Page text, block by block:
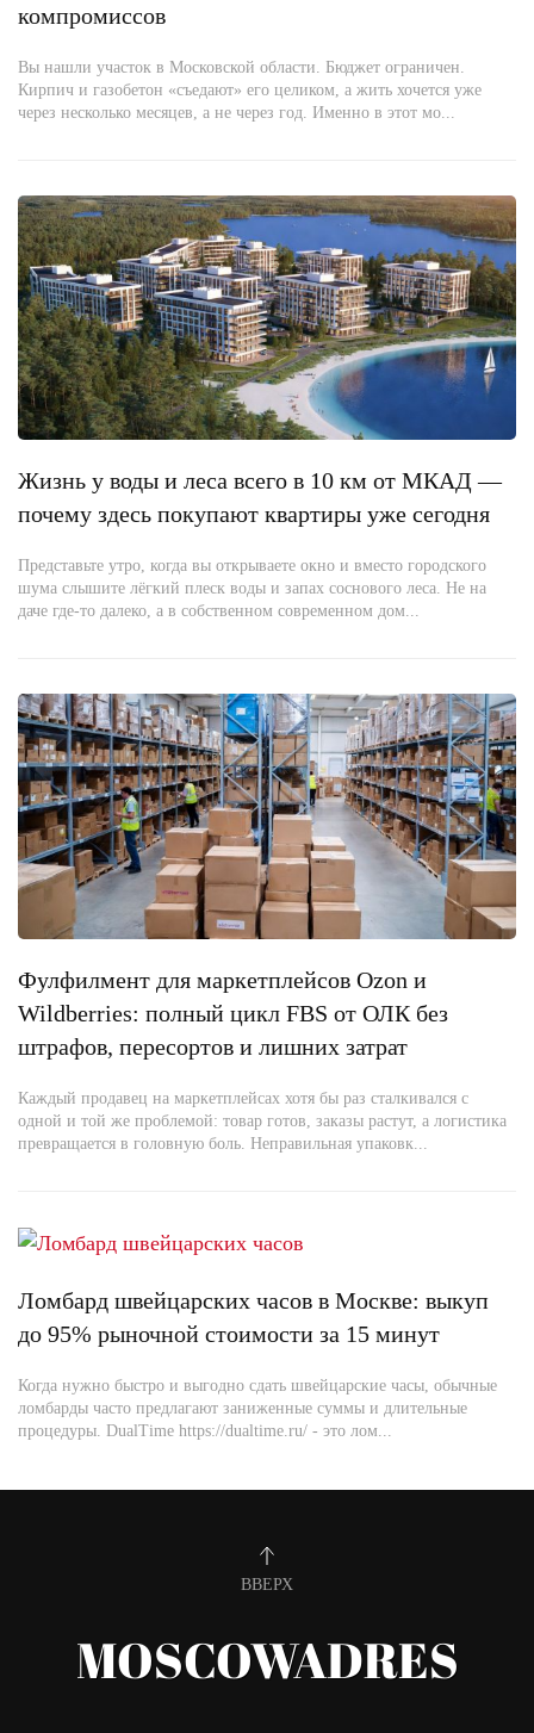
компромиссов
Вы нашли участок в Московской области. Бюджет ограничен.
Кирпич и газобетон «съедают» его целиком, а жить хочется уже
через несколько месяцев, а не через год. Именно в этот мо...
Жизнь у воды и леса всего в 10 км от МКАД —
почему здесь покупают квартиры уже сегодня
Представьте утро, когда вы открываете окно и вместо городского
шума слышите лёгкий плеск воды и запах соснового леса. Не на
даче где-то далеко, а в собственном современном дом...
Фулфилмент для маркетплейсов Ozon и
Wildberries: полный цикл FBS от ОЛК без
штрафов, пересортов и лишних затрат
Каждый продавец на маркетплейсах хотя бы раз сталкивался с
одной и той же проблемой: товар готов, заказы растут, а логистика
превращается в головную боль. Неправильная упаковк...
Ломбард швейцарских часов в Москве: выкуп
до 95% рыночной стоимости за 15 минут
Когда нужно быстро и выгодно сдать швейцарские часы, обычные
ломбарды часто предлагают заниженные суммы и длительные
процедуры. DualTime https://dualtime.ru/ - это лом...
ВВЕРХ
MOSCOWADRES